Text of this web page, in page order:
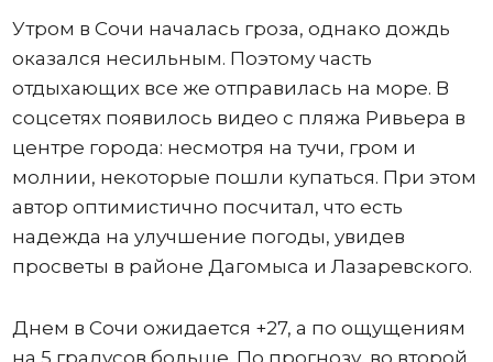
Утром в Сочи началась гроза, однако дождь
оказался несильным. Поэтому часть
отдыхающих все же отправилась на море. В
соцсетях появилось видео с пляжа Ривьера в
центре города: несмотря на тучи, гром и
молнии, некоторые пошли купаться. При этом
автор оптимистично посчитал, что есть
надежда на улучшение погоды, увидев
просветы в районе Дагомыса и Лазаревского.
Днем в Сочи ожидается +27, а по ощущениям